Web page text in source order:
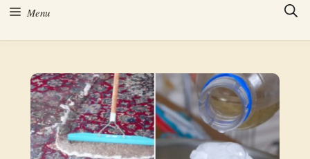
Menu